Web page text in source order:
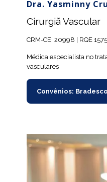
Dra. Yasminny
Cirurgiã Vascular
CRM-CE: 20998 | RQE
Médica especialista no
vasculares
Convênios: